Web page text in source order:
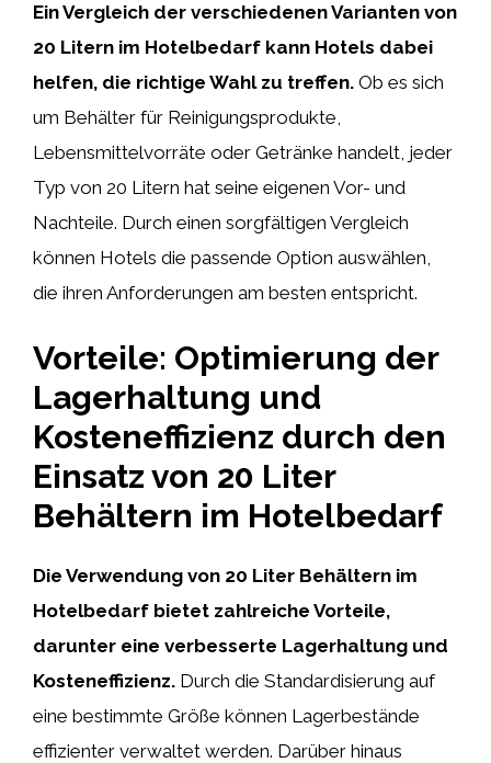
Ein Vergleich der verschiedenen Varianten von
20 Litern im Hotelbedarf kann Hotels dabei
helfen, die richtige Wahl zu treffen. Ob es sich
um Behälter für Reinigungsprodukte,
Lebensmittelvorräte oder Getränke handelt, jeder
Typ von 20 Litern hat seine eigenen Vor- und
Nachteile. Durch einen sorgfältigen Vergleich
können Hotels die passende Option auswählen,
die ihren Anforderungen am besten entspricht.
Vorteile: Optimierung der
Lagerhaltung und
Kosteneffizienz durch den
Einsatz von 20 Liter
Behältern im Hotelbedarf
Die Verwendung von 20 Liter Behältern im
Hotelbedarf bietet zahlreiche Vorteile,
darunter eine verbesserte Lagerhaltung und
Kosteneffizienz. Durch die Standardisierung auf
eine bestimmte Größe können Lagerbestände
effizienter verwaltet werden. Darüber hinaus